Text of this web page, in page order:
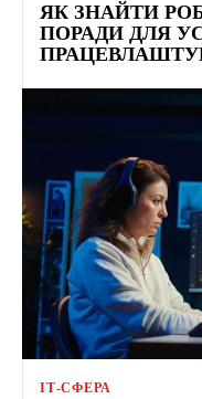
ЯК ЗНАЙТИ
ПОРАДИ ДЛЯ
ІТ-СФЕРА